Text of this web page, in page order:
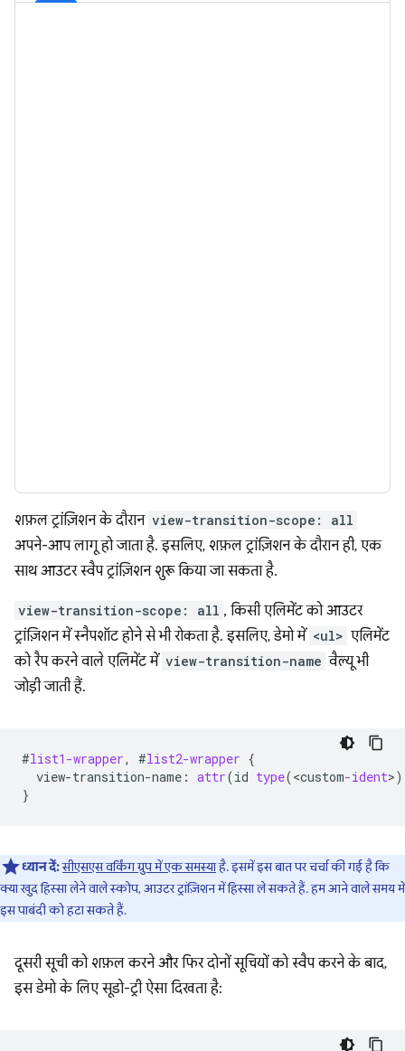
शफ़ल ट्रांज़िशन के दौरान view-transition-scope: all
अपने-आप लागू हो जाता है. इसलिए, शफ़ल ट्रांज़िशन के दौरान ही, एक
साथ आउटर स्वैप ट्रांज़िशन शुरू किया जा सकता है.
view-transition-scope: all , किसी एलिमेंट को आउटर
ट्रांज़िशन में स्नैपशॉट होने से भी रोकता है. इसलिए, डेमो में <ul> एलिमेंट
को रैप करने वाले एलिमेंट में view-transition-name वैल्यू भी
जोड़ी जाती हैं.
#list1-wrapper, #list2-wrapper {
view-transition-name : attr(id type(<custom-ident>
}
ध्यान दें:सीएसएस वर्किंग ग्रुप में एक समस्याहै. इसमें इस बात पर चर्चा की गई है कि
क्या खुद हिस्सा लेने वाले स्कोप, आउटर ट्रांज़िशन में हिस्सा ले सकते हैं. हम आने वाले समय में
इस पाबंदी को हटा सकते हैं.
दूसरी सूची को शफ़ल करने और फिर दोनों सूचियों को स्वैप करने के बाद,
इस डेमो के लिए सूडो-ट्री ऐसा दिखता है: